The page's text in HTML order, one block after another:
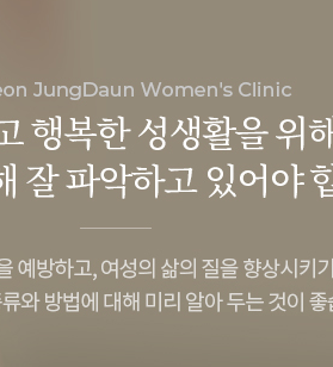
생리불순
생리통
질염&성병
자궁근종
방광염
질건조증
갱년기장애